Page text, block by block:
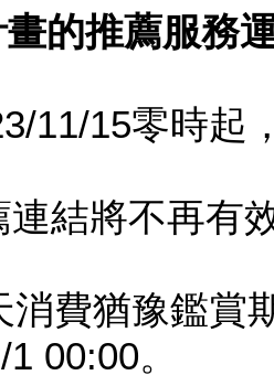
畫的推薦服務
11/15零時起
連結將不再有
消費猶豫鑑賞
00:00。